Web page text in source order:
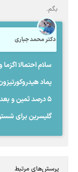
بگم.
دکتر محمد جباری
5 درصد ثمین و
گلیسرین برای